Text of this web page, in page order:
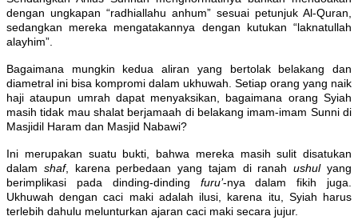
dengan ungkapan “radhiallahu anhum” sesuai petunjuk Al-Quran,
sedangkan mereka mengatakannya dengan kutukan “laknatullah
alayhim”.
Bagaimana mungkin kedua aliran yang bertolak belakang dan
diametral ini bisa kompromi dalam ukhuwah. Setiap orang yang naik
haji ataupun umrah dapat menyaksikan, bagaimana orang Syiah
masih tidak mau shalat berjamaah di belakang imam-imam Sunni di
Masjidil Haram dan Masjid Nabawi?
Ini merupakan suatu bukti, bahwa mereka masih sulit disatukan
dalam shaf, karena perbedaan yang tajam di ranahushulyang
berimplikasi pada dinding-dinding furu’-nya dalam fikih juga.
Ukhuwah dengan caci maki adalah ilusi, karena itu, Syiah harus
terlebih dahulu melunturkan ajaran caci maki secara jujur.